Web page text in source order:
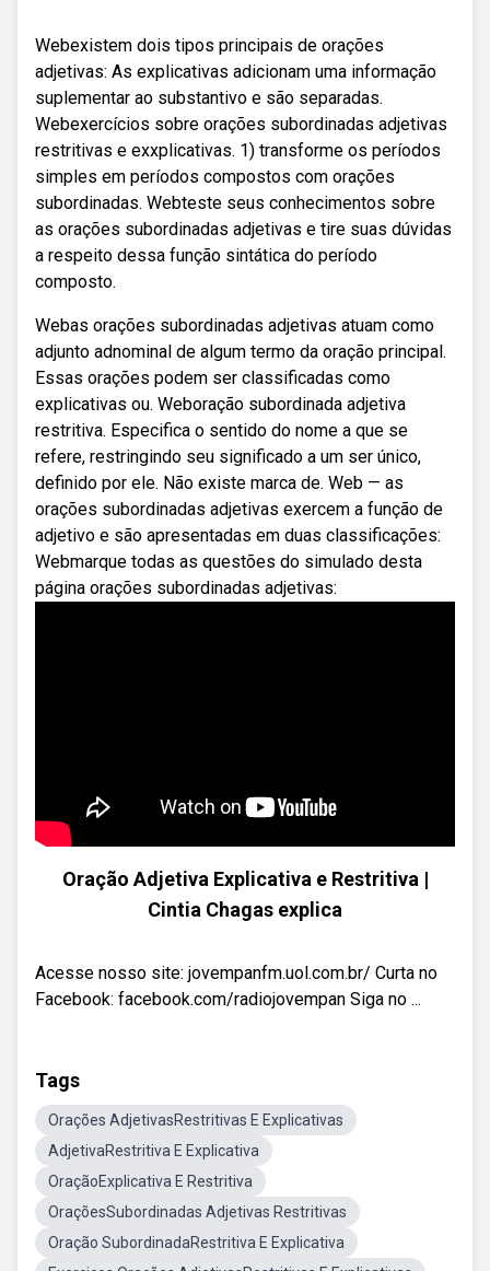
Webexistem dois tipos principais de orações
adjetivas: As explicativas adicionam uma informação
suplementar ao substantivo e são separadas.
Webexercícios sobre orações subordinadas adjetivas
restritivas e exxplicativas. 1) transforme os períodos
simples em períodos compostos com orações
subordinadas. Webteste seus conhecimentos sobre
as orações subordinadas adjetivas e tire suas dúvidas
a respeito dessa função sintática do período
composto.
Webas orações subordinadas adjetivas atuam como
adjunto adnominal de algum termo da oração principal.
Essas orações podem ser classificadas como
explicativas ou. Weboração subordinada adjetiva
restritiva. Especifica o sentido do nome a que se
refere, restringindo seu significado a um ser único,
definido por ele. Não existe marca de. Web — as
orações subordinadas adjetivas exercem a função de
adjetivo e são apresentadas em duas classificações:
Webmarque todas as questões do simulado desta
página orações subordinadas adjetivas:
Oração Adjetiva Explicativa e Restritiva |
Cintia Chagas explica
Acesse nosso site: jovempanfm.uol.com.br/ Curta no
Facebook: facebook.com/radiojovempan Siga no ...
Tags
Orações AdjetivasRestritivas E Explicativas
AdjetivaRestritiva E Explicativa
OraçãoExplicativa E Restritiva
OraçõesSubordinadas Adjetivas Restritivas
Oração SubordinadaRestritiva E Explicativa